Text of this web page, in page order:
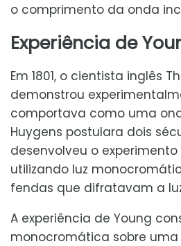
o comprimento da onda
Experiência de
Em 1801, o cientista inglês
demonstrou
comportava como uma
Huygens postulara dois
desenvolveu o
utilizando luz
fendas que difratavam a
A experiência de Young
monocromática sobre